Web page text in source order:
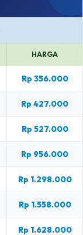
HARGA
Rp 356.000
Rp 427.000
Rp 527.000
Rp 956.000
Rp 1.298.000
Rp 1.558.000
Rp 1.628.000